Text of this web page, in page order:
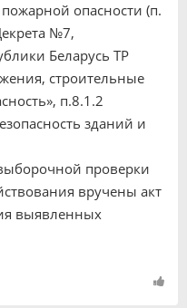
опасности (п.
№7,
Беларусь ТР
строительные
п.8.1.2
зданий и
проверки
вручены акт
выявленных